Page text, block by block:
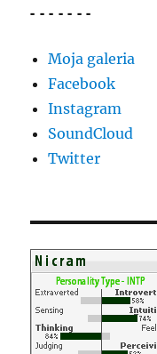
- - - - - - -
Moja galeria
Facebook
Instagram
SoundCloud
Twitter